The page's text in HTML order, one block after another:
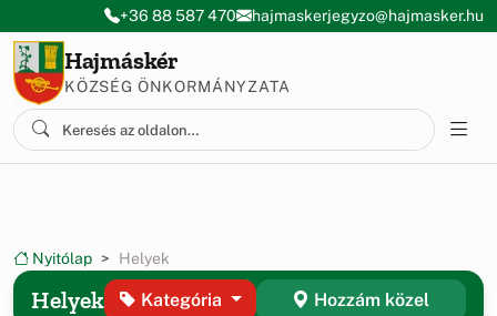
Ugrás a menüre
Ugrás a tartalomra
+36 88 587 470 hajmaskerjegyzo@hajmasker.hu
Hajmáskér
KÖZSÉG ÖNKORMÁNYZATA
Nyitólap Helyek
Helyek Kategória Hozzám közel